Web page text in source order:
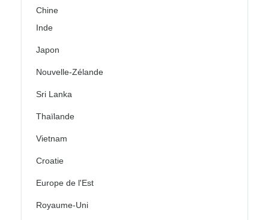
Chine
Inde
Japon
Nouvelle-Zélande
Sri Lanka
Thaïlande
Vietnam
Croatie
Europe de l'Est
Royaume-Uni